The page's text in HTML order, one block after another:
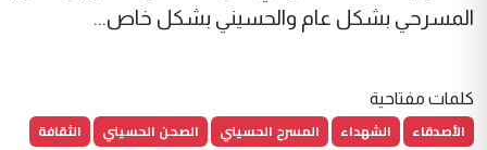
المسرحي بشكل عام والحسيني بشكل خاص...
كلمات مفتاحية
الأصدقاء الشهداء المسرح الحسيني الصحن الحسيني
الثقافة